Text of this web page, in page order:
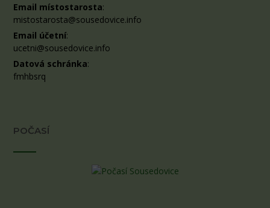
Email místostarosta:
mistostarosta@sousedovice.info
Email účetní:
ucetni@sousedovice.info
Datová schránka:
fmhbsrq
POČASÍ